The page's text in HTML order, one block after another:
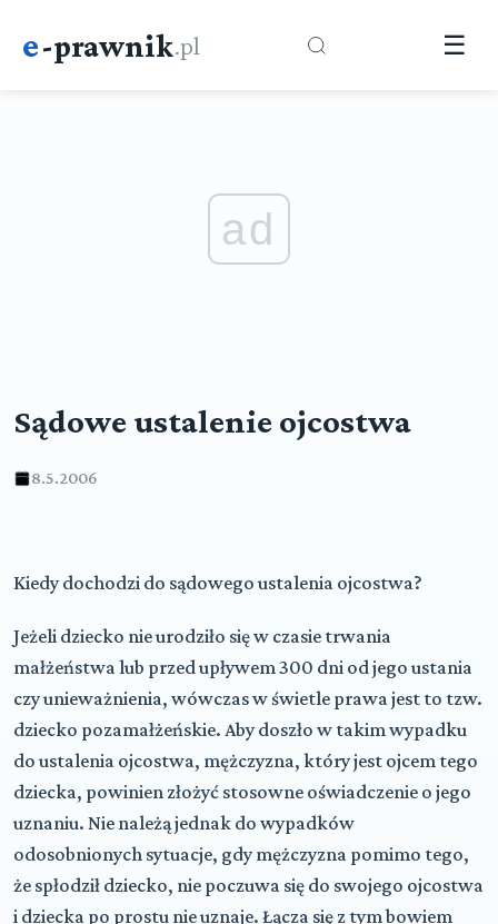
e-prawnik.pl ☰
ad
Sądowe ustalenie ojcostwa
8.5.2006
Kiedy dochodzi do sądowego ustalenia ojcostwa?
Jeżeli dziecko nie urodziło się w czasie trwania
małżeństwa lub przed upływem 300 dni od jego ustania
czy unieważnienia, wówczas w świetle prawa jest to tzw.
dziecko pozamałżeńskie. Aby doszło w takim wypadku
do ustalenia ojcostwa, mężczyzna, który jest ojcem tego
dziecka, powinien złożyć stosowne oświadczenie o jego
uznaniu. Nie należą jednak do wypadków
odosobnionych sytuacje, gdy mężczyzna pomimo tego,
że spłodził dziecko, nie poczuwa się do swojego ojcostwa
i dziecka po prostu nie uznaje. Łącza się z tym bowiem